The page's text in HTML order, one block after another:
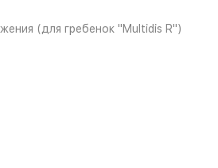
(для гребенок "Multidis R")